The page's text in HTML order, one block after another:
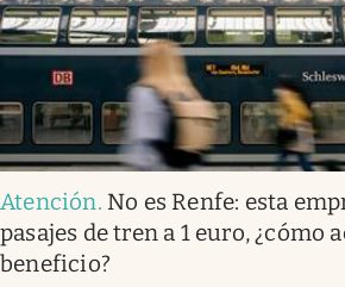
Atención. No es Renfe: esta
pasajes de tren a 1 euro, ¿cómo
beneficio?